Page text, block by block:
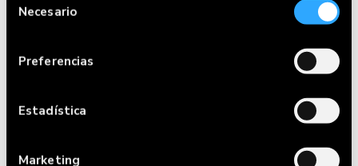
en el Menú de consentimiento.
Recopilar información sobre su ubicación
varios metros
deNecesario
Preferencias
Estadística
Marketing
RESERVAR
HACER PEDIDO
RESTAURANTES